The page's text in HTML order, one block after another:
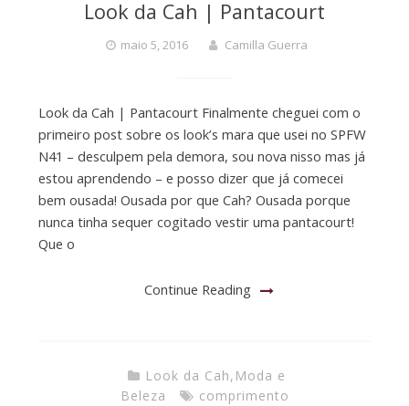
Look da Cah | Pantacourt
maio 5, 2016 Camilla Guerra
Look da Cah | Pantacourt Finalmente cheguei com o
primeiro post sobre os look’s mara que usei no SPFW
N41 – desculpem pela demora, sou nova nisso mas já
estou aprendendo – e posso dizer que já comecei
bem ousada! Ousada por que Cah? Ousada porque
nunca tinha sequer cogitado vestir uma pantacourt!
Que o
Continue Reading
Look da Cah, Moda e
Beleza
comprimento